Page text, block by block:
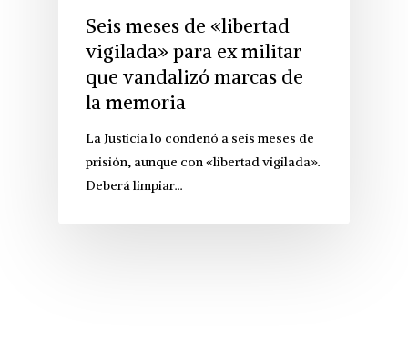
Seis meses de «libertad
vigilada» para ex militar
que vandalizó marcas de
la memoria
La Justicia lo condenó a seis meses de
prisión, aunque con «libertad vigilada».
Deberá limpiar…